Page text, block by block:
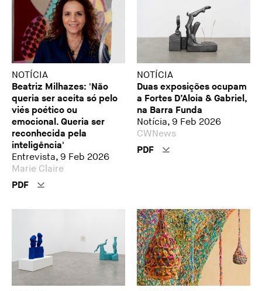
NOTÍCIA
Beatriz Milhazes: 'Não
queria ser aceita só pelo
viés poético ou
emocional. Queria ser
reconhecida pela
inteligência'
Entrevista, 9 Feb 2026
Marie Claire
PDF
NOTÍCIA
Duas exposições ocupam
a Fortes D’Aloia & Gabriel,
na Barra Funda
Notícia, 9 Feb 2026
CWNews
PDF